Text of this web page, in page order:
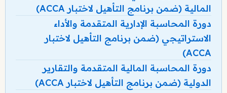
المالية (ضمن برنامج التأهيل لاختبار ACCA)
دورة المحاسبة الإدارية المتقدمة والأداء
الاستراتيجي (ضمن برنامج التأهيل لاختبار
ACCA)
دورة المحاسبة المالية المتقدمة والتقارير
الدولية (ضمن برنامج التأهيل لاختبار ACCA)